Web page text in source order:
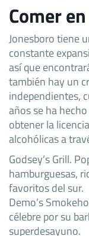
Comer
Jonesboro tiene
constante
así que
también hay un
independientes,
años se ha
obtener la
alcohólicas a
Godsey’s Grill.
hamburguesas,
favoritos del sur.
Demo’s
célebre por su
superdesayuno.